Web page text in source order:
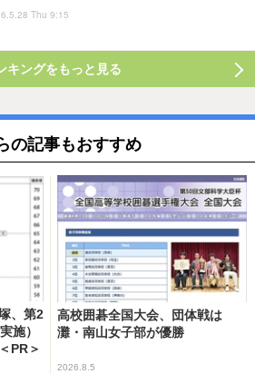
Thu 9:15
キングをもっと見る
の記事もおすすめ
、第2
施）
PR＞
高校囲碁全国大会、団体戦は
灘・南山女子部が優勝
2026.8.5